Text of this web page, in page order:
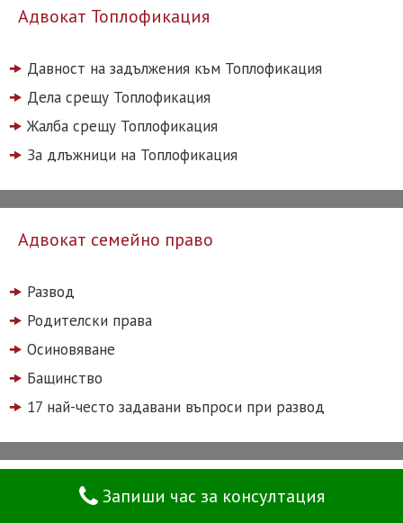
Адвокат Топлофикация
Давност на задължения към Топлофикация
Дела срещу Топлофикация
Жалба срещу Топлофикация
За длъжници на Топлофикация
Адвокат семейно право
Развод
Родителски права
Осиновяване
Бащинство
17 най-често задавани въпроси при развод
Бързи връзкиЗапиши час за консултация